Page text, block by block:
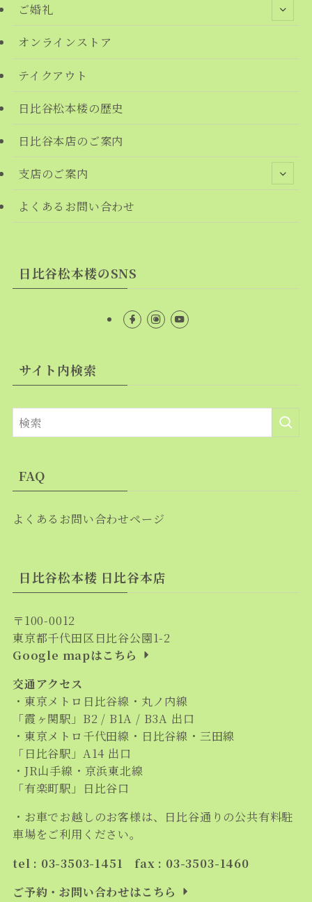
ご婚礼
オンラインストア
テイクアウト
日比谷松本楼の歴史
日比谷本店のご案内
支店のご案内
よくあるお問い合わせ
日比谷松本楼のSNS
サイト内検索
FAQ
よくあるお問い合わせページ
日比谷松本楼 日比谷本店
〒100-0012
東京都千代田区日比谷公園1-2
Google mapはこちら
交通アクセス
・東京メトロ日比谷線・丸ノ内線
「霞ヶ関駅」B2 / B1A / B3A 出口
・東京メトロ千代田線・日比谷線・三田線
「日比谷駅」A14 出口
・JR山手線・京浜東北線
「有楽町駅」日比谷口
・お車でお越しのお客様は、日比谷通りの公共有料駐
車場をご利用ください。
tel : 03-3503-1451 fax : 03-3503-1460
ご予約・お問い合わせはこちら